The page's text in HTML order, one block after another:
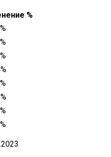
%
%
%
%
%
%
%
%
%